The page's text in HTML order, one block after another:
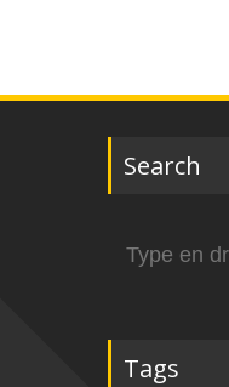
Search
naar:
Tags